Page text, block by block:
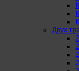
Двух